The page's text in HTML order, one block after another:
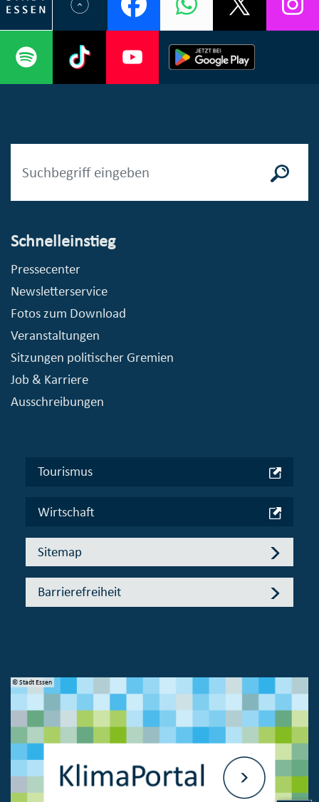
Schnelleinstieg
Pressecenter
Newsletterservice
Fotos zum Download
Veranstaltungen
Sitzungen politischer Gremien
Job & Karriere
Ausschreibungen
Tourismus
Wirtschaft
Sitemap
Barrierefreiheit
© Stadt Essen